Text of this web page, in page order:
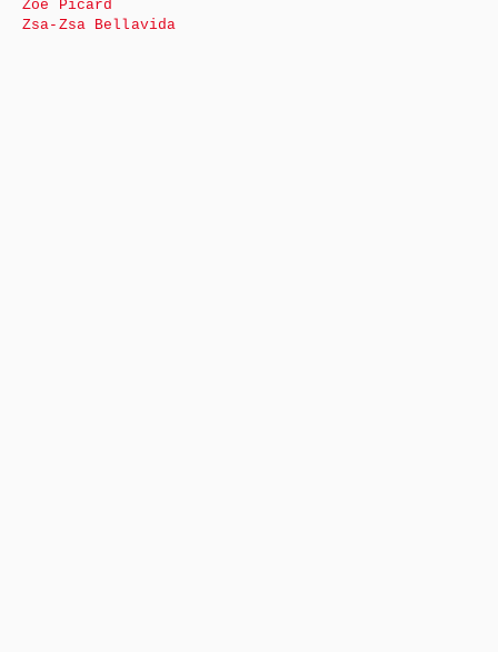
Zoé Picard
Zsa-Zsa Bellavida